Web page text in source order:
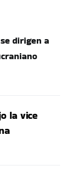
dirigen a
la vice